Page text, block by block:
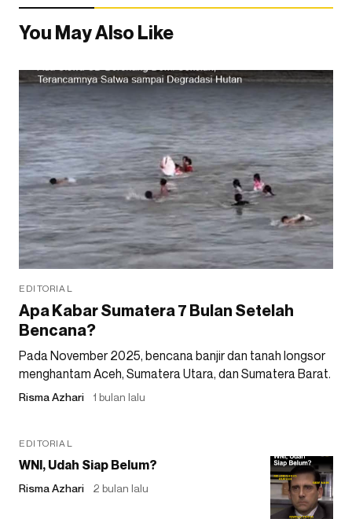
You May Also Like
EDITORIAL
Apa Kabar Sumatera 7 Bulan Setelah
Bencana?
Pada November 2025, bencana banjir dan tanah longsor
menghantam Aceh, Sumatera Utara, dan Sumatera Barat.
Risma Azhari 1 bulan lalu
EDITORIAL
WNI, Udah Siap Belum?
Risma Azhari 2 bulan lalu